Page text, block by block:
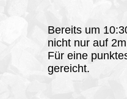
Bereits um
nicht nur auf
Für eine
gereicht.